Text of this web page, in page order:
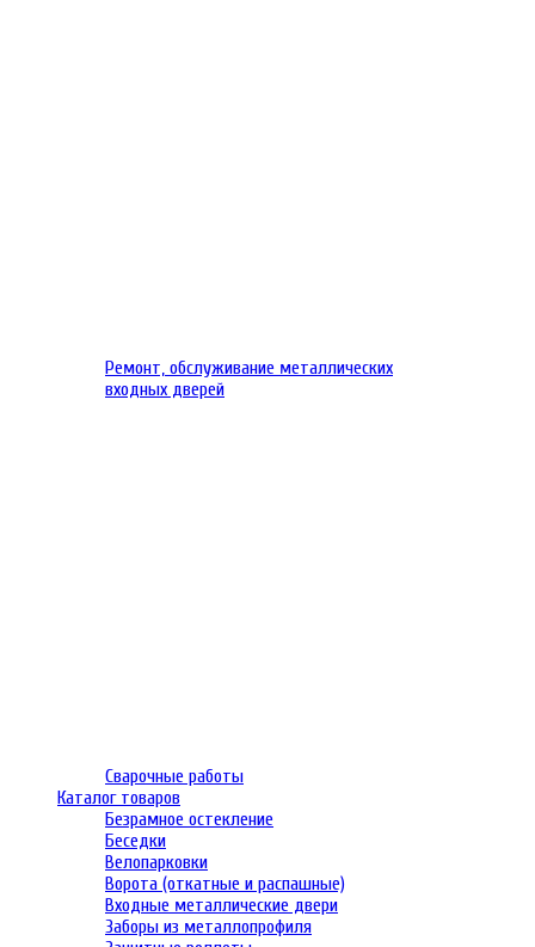
Ремонт, обслуживание металлических
входных дверей
Сварочные работы
Каталог товаров
Безрамное остекление
Беседки
Велопарковки
Ворота (откатные и распашные)
Входные металлические двери
Заборы из металлопрофиля